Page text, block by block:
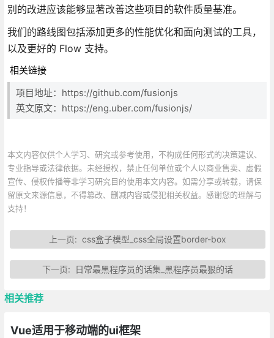
别的改进应该能够显著改善这些项目的软件质量基准。
我们的路线图包括添加更多的性能优化和面向测试的工具，
以及更好的 Flow 支持。
相关链接
项目地址：https://github.com/fusionjs
英文原文：https://eng.uber.com/fusionjs/
本文内容仅供个人学习、研究或参考使用，不构成任何形式的决策建议、
专业指导或法律依据。未经授权，禁止任何单位或个人以商业售卖、虚假
宣传、侵权传播等非学习研究目的使用本文内容。如需分享或转载，请保
留原文来源信息，不得篡改、删减内容或侵犯相关权益。感谢您的理解与
支持！
上一页: css盒子模型_css全局设置border-box
下一页: 日常最黑程序员的话集_黑程序员最狠的话
相关推荐
Vue适用于移动端的ui框架